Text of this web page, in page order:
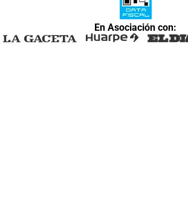
En Asociación con: